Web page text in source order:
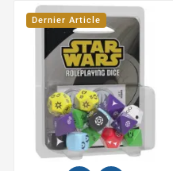
Dernier Article